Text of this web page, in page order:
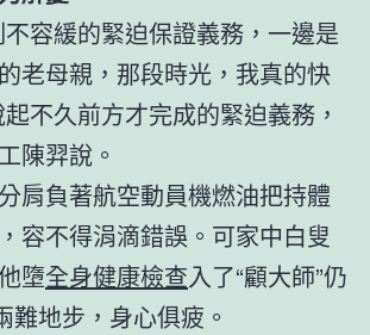
不容緩的緊迫保證義務，一邊是
老母親，那段時光，我真的快
不久前方才完成的緊迫義務，
陳羿說。
肩負著航空動員機燃油把持體
容不得涓滴錯誤。可家中白叟
墮全身健康檢查入了“顧大師”仍
難地步，身心俱疲。